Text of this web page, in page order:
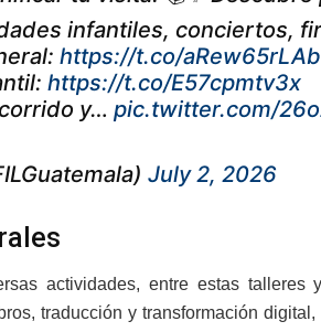
infantiles, conciertos,
https://t.co/aRew65rLAb
https://t.co/E57cpmtv3x
y… pic.twitter.com/
July 2, 2026
actividades, entre estas
traducción y transformación